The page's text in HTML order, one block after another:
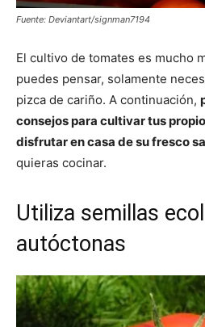
Fuente: Deviantart/signman7194
El cultivo de tomates es mucho
puedes pensar, solamente
pizca de cariño. A continuación,
consejos para cultivar tus
disfrutar en casa de su fresco
quieras cocinar.
Utiliza semillas
autóctonas